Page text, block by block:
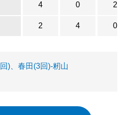
4 0 2
2 4 0
)、春田(3回)-籾山